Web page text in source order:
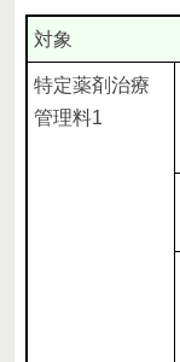
対象
特定薬剤治療
管理料1